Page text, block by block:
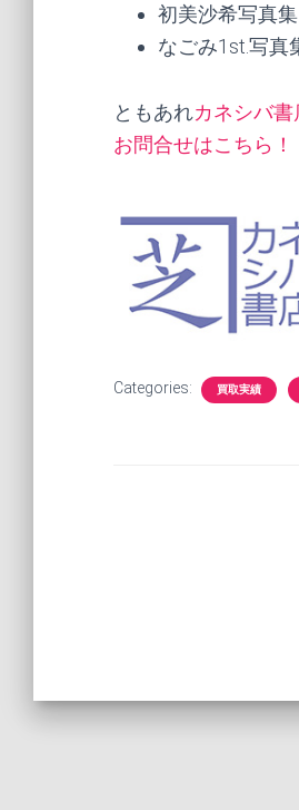
初美沙希写真
なごみ1st.写真
ともあれカネシバ書
お問合せはこちら！
Categories: 買取実績